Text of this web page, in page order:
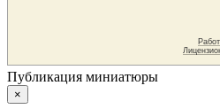
Публикация миниатюры
×